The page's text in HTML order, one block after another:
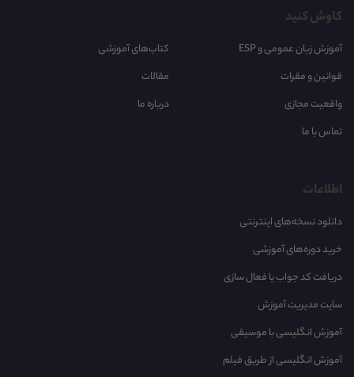
کاوش کنید
آموزش زبان عمومی و ESP
کتاب‌های آموزشی
قوانین و مقرات
مقالات
واقعیت مجازی
درباره ما
تماس با ما
اطلاعات
دانلود نسخه‌های اینترنتی
خرید دوره‌های آموزشی
دریافت کد جواب یا فعال سازی
سایت مدیریت آموزش
آموزش انگلیسی با موسیقی‌
آموزش انگلیسی از طریق فیلم